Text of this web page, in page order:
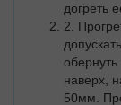
догреть
2.
наверх,
50мм.